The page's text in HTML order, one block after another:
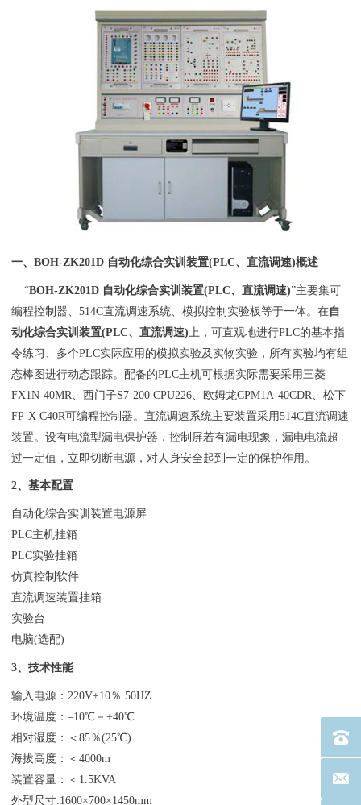
一、BOH-ZK201D 自动化综合实训装置(PLC、直流调速)概述
“BOH-ZK201D 自动化综合实训装置(PLC、直流调速)”主要集可
编程控制器、514C直流调速系统、模拟控制实验板等于一体。在自
动化综合实训装置(PLC、直流调速) 上，可直观地进行PLC的基本指
令练习、多个PLC实际应用的模拟实验及实物实验，所有实验均有组
态棒图进行动态跟踪。配备的PLC主机可根据实际需要采用三菱
FX1N-40MR、西门子S7-200 CPU226、欧姆龙CPM1A-40CDR、松下
FP-X C40R可编程控制器。直流调速系统主要装置采用514C直流调速
装置。设有电流型漏电保护器，控制屏若有漏电现象，漏电电流超
过一定值，立即切断电源，对人身安全起到一定的保护作用。
2、基本配置
自动化综合实训装置电源屏
PLC主机挂箱
PLC实验挂箱
仿真控制软件
直流调速装置挂箱
实验台
电脑(选配)
3、技术性能
输入电源：220V±10％ 50HZ
环境温度：–10℃－+40℃
相对湿度：＜85％(25℃)
海拔高度：＜4000m
装置容量：＜1.5KVA
外型尺寸:1600×700×1450mm
电话
联系